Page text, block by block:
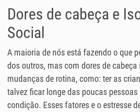
Dores de cabeça e
Social
A maioria de nós está fazendo o que
dos outros, mas com dores de
mudanças de rotina, como: ter as
talvez ficar longe das poucas pessoas
condição. Esses fatores e o estresse